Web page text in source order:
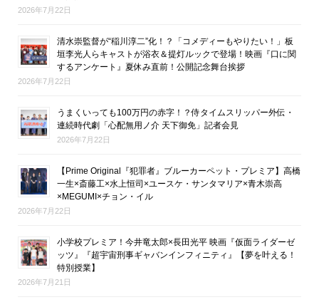
2026年7月22日
清水崇監督が“稲川淳二”化！？「コメディーもやりたい！」板
垣李光人らキャストが浴衣＆提灯ルックで登場！映画『口に関
するアンケート』夏休み直前！公開記念舞台挨拶
2026年7月22日
うまくいっても100万円の赤字！？侍タイムスリッパー外伝・
連続時代劇「心配無用ノ介 天下御免」記者会見
2026年7月22日
【Prime Original『犯罪者』ブルーカーペット・プレミア】高橋
一生×斎藤工×水上恒司×ユースケ・サンタマリア×青木崇高
×MEGUMI×チョン・イル
2026年7月22日
小学校プレミア！今井竜太郎×長田光平 映画『仮面ライダーゼ
ッツ』『超宇宙刑事ギャバンインフィニティ』【夢を叶える！
特別授業】
2026年7月21日